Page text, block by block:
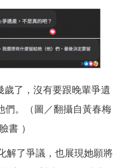
了，沒有要跟晚輩爭遺
們。（圖／翻攝自黃春梅
臉書 ）
解了爭議，也展現她願將